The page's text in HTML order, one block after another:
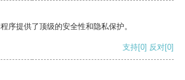
序提供了顶级的安全性和隐私保护。
支持[0] 反对[0]